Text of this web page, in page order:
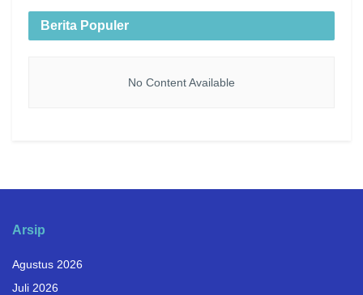
Berita Populer
No Content Available
Arsip
Agustus 2026
Juli 2026